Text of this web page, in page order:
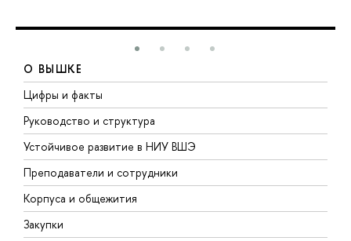
О ВЫШКЕ
Цифры и факты
Руководство и структура
Устойчивое развитие в НИУ ВШЭ
Преподаватели и сотрудники
Корпуса и общежития
Закупки